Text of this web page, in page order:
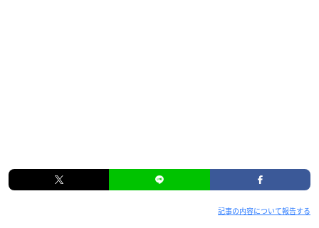
記事の内容について報告する